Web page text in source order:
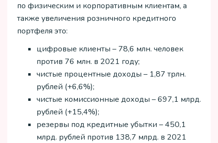
по физическим и корпоративным клиентам, а
также увеличения розничного кредитного
портфеля это:
цифровые клиенты – 78,6 млн. человек
против 76 млн. в 2021 году;
чистые процентные доходы – 1,87 трлн.
рублей (+6,6%);
чистые комиссионные доходы – 697,1 млрд.
рублей (+15,4%);
резервы под кредитные убытки – 450,1
млрд. рублей против 138,7 млрд. в 2021